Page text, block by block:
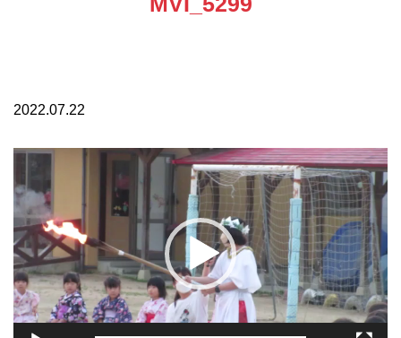
2022.07.22
動
プ
レ
ー
ヤ
ー